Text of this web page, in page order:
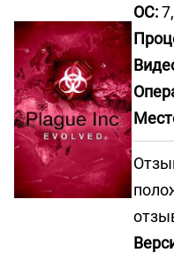
ОС: